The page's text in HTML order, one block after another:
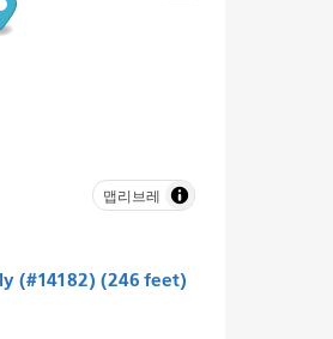
맵리브레
(#14182) (246 feet)